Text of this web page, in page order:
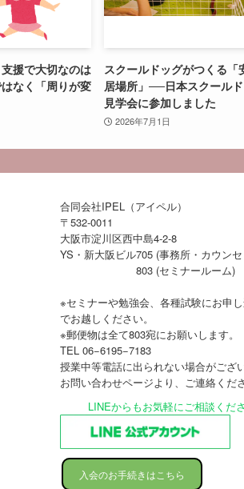
援で大切なのは
はなく「周りが変
スクールドッグがつくる「
居場所」──日本スクール
見学会に参加しました
2026年7月1日
合同会社IPEL（アイペル）
〒532-0011
大阪市淀川区西中島4-2-8
YS・新大阪ビル705 (事務所・カウン
803 (セミナールーム)
※セミナーや勉強会、各種試験にお申
でお越しください。
※郵便物は全て803宛にお願いします。
TEL 06−6195−7183
授業中等電話に出られない場合がござ
お問い合わせページより、ご連絡くだ
LINEからもお気軽にご相談くだ
入会のお手続きはこちら